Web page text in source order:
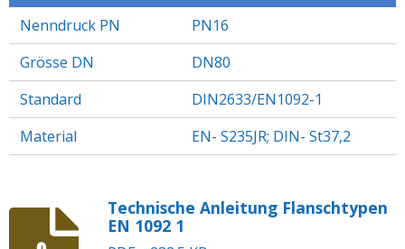
Nenndruck PN
PN16
Grösse DN
DN80
Standard
DIN2633/EN1092-1
Material
EN- S235JR; DIN- St37,2
Technische Anleitung Flanschtypen
EN 1092 1